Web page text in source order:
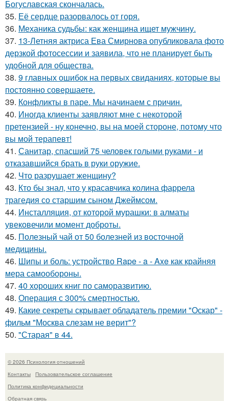
Богуславская скончалась.
35. Её сердце разорвалось от горя.
36. Механика судьбы: как женщина ищет мужчину.
37. 13-Летняя актриса Ева Смирнова опубликовала фото
дерзкой фотосессии и заявила, что не планирует быть
удобной для общества.
38. 9 главных ошибок на первых свиданиях, которые вы
постоянно совершаете.
39. Конфликты в паре. Мы начинаем с причин.
40. Иногда клиенты заявляют мне с некоторой
претензией - ну конечно, вы на моей стороне, потому что
вы мой терапевт!
41. Санитар, спасший 75 человек голыми руками - и
отказавшийся брать в руки оружие.
42. Что разрушает женщину?
43. Кто бы знал, что у красавчика колина фаррела
трагедия со старшим сыном Джеймсом.
44. Инсталляция, от которой мурашки: в алматы
увековечили момент доброты.
45. Полезный чай от 50 болезней из восточной
медицины.
46. Шипы и боль: устройство Rape - a - Axe как крайняя
мера самообороны.
47. 40 хороших книг по саморазвитию.
48. Операция с 300% смертностью.
49. Какие секреты скрывает обладатель премии "Оскар" -
фильм "Москва слезам не верит"?
50. "Старая" в 44.
© 2026 Психология отношений
Контакты
Пользовательское соглашение
Политика конфидециальности
Обратная связь